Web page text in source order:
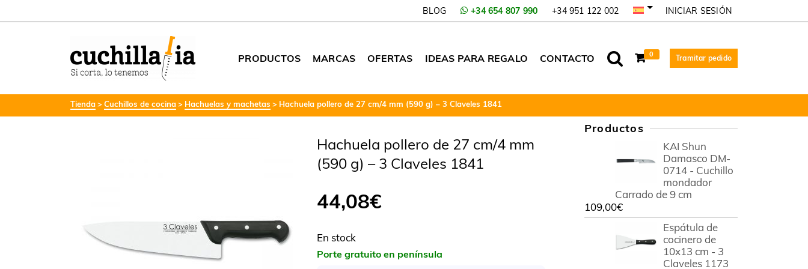
BLOG +34 654 807 990 +34 951 122 002 INICIAR SESIÓN
PRODUCTOS MARCAS OFERTAS IDEAS PARA REGALO CONTACTO 0 Tramitar pedido
Tienda Cuchillos de cocina Hachuelas y machetas Hachuela pollero de 27 cm/4 mm (590 g) – 3 Claveles 1841
Hachuela pollero de 27 cm/4 mm
(590 g) – 3 Claveles 1841
44,08€
En stock
Porte gratuito en península
Productos
KAI Shun
Damasco DM-
0714 - Cuchillo
mondador
Carrado de 9 cm
109,00€
Espátula de
cocinero de
10x13 cm - 3
Claveles 1173